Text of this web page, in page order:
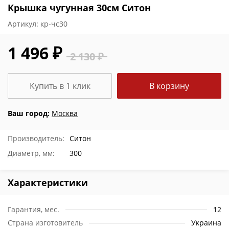
Крышка чугунная 30см Ситон
Артикул: кр-чс30
2 130 ₽
1 496 ₽
Ваш город: Москва
В корзину
Купить в 1 клик
Производитель: Ситон
Диаметр, мм:
300
Характеристики
Гарантия, мес.
12
Страна изготовитель
Украина